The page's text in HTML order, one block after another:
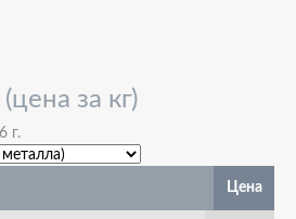
(цена за кг)
г.
Цена